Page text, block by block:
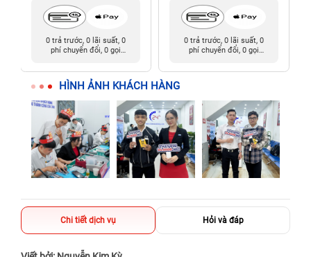
0 trả trước, 0 lãi suất, 0
phí chuyển đổi, 0 gọi
0 trả trước, 0 lãi suất, 0
phí chuyển đổi, 0 gọi
HÌNH ẢNH KHÁCH HÀNG
Chi tiết dịch vụ Hỏi và đáp